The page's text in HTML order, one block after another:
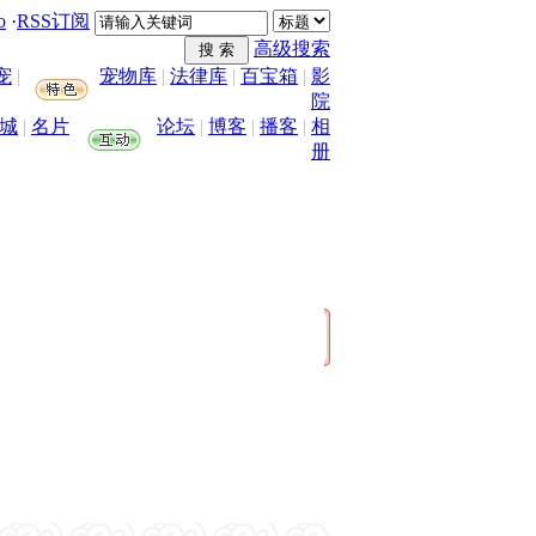
·RSS订阅
高级搜索
| 宠物库 | 法律库 | 百宝箱 | 影
院
| 名片 论坛 | 博客 | 播客 | 相
册